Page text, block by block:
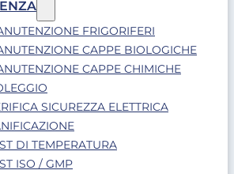
FRIGORIFERI
CAPPE BIOLOGICHE
CAPPE CHIMICHE
SICUREZZA ELETTRICA
DI TEMPERATURA
ISO / GMP